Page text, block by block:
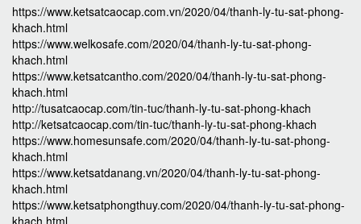
https://www.ketsatcaocap.com.vn/2020/04/thanh-ly-tu-sat-phong-
khach.html
https://www.welkosafe.com/2020/04/thanh-ly-tu-sat-phong-
khach.html
https://www.ketsatcantho.com/2020/04/thanh-ly-tu-sat-phong-
khach.html
http://tusatcaocap.com/tin-tuc/thanh-ly-tu-sat-phong-khach
http://ketsatcaocap.com/tin-tuc/thanh-ly-tu-sat-phong-khach
https://www.homesunsafe.com/2020/04/thanh-ly-tu-sat-phong-
khach.html
https://www.ketsatdanang.vn/2020/04/thanh-ly-tu-sat-phong-
khach.html
https://www.ketsatphongthuy.com/2020/04/thanh-ly-tu-sat-phong-
khach.html